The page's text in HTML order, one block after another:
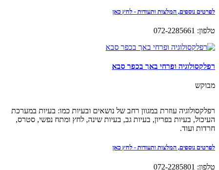
לפרטים נוספים, המלצות ותעודות - לחץ כאן
טלפון: 072-2285661
רפלקסולוגיה ופרחי באך בכפר סבא
מבוקש
רפלקסולוגיה עוזרת במגוון רחב של נושאים ובעיות כמו: בעיות במערכת
העיכול, בעיות בפריון, בעיות גב, בעיות שינה, לחץ ומתח נפשי, סטרס,
חרדות ועוד.
לפרטים נוספים, המלצות ותעודות - לחץ כאן
טלפון: 072-2285801